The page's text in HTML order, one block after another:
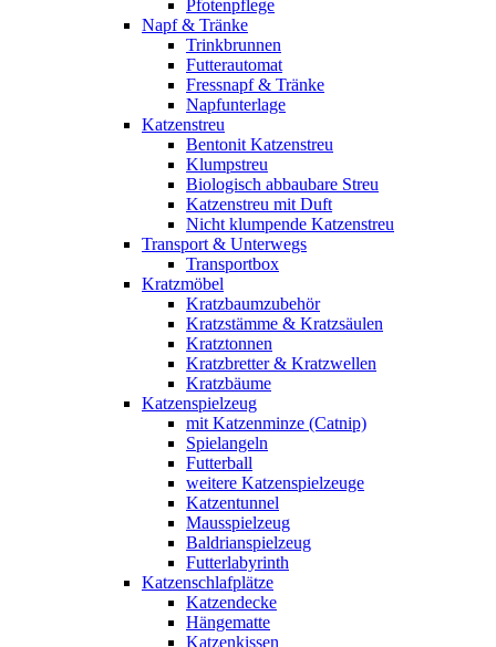
Pfotenpflege
Napf & Tränke
Trinkbrunnen
Futterautomat
Fressnapf & Tränke
Napfunterlage
Katzenstreu
Bentonit Katzenstreu
Klumpstreu
Biologisch abbaubare Streu
Katzenstreu mit Duft
Nicht klumpende Katzenstreu
Transport & Unterwegs
Transportbox
Kratzmöbel
Kratzbaumzubehör
Kratzstämme & Kratzsäulen
Kratztonnen
Kratzbretter & Kratzwellen
Kratzbäume
Katzenspielzeug
mit Katzenminze (Catnip)
Spielangeln
Futterball
weitere Katzenspielzeuge
Katzentunnel
Mausspielzeug
Baldrianspielzeug
Futterlabyrinth
Katzenschlafplätze
Katzendecke
Hängematte
Katzenkissen